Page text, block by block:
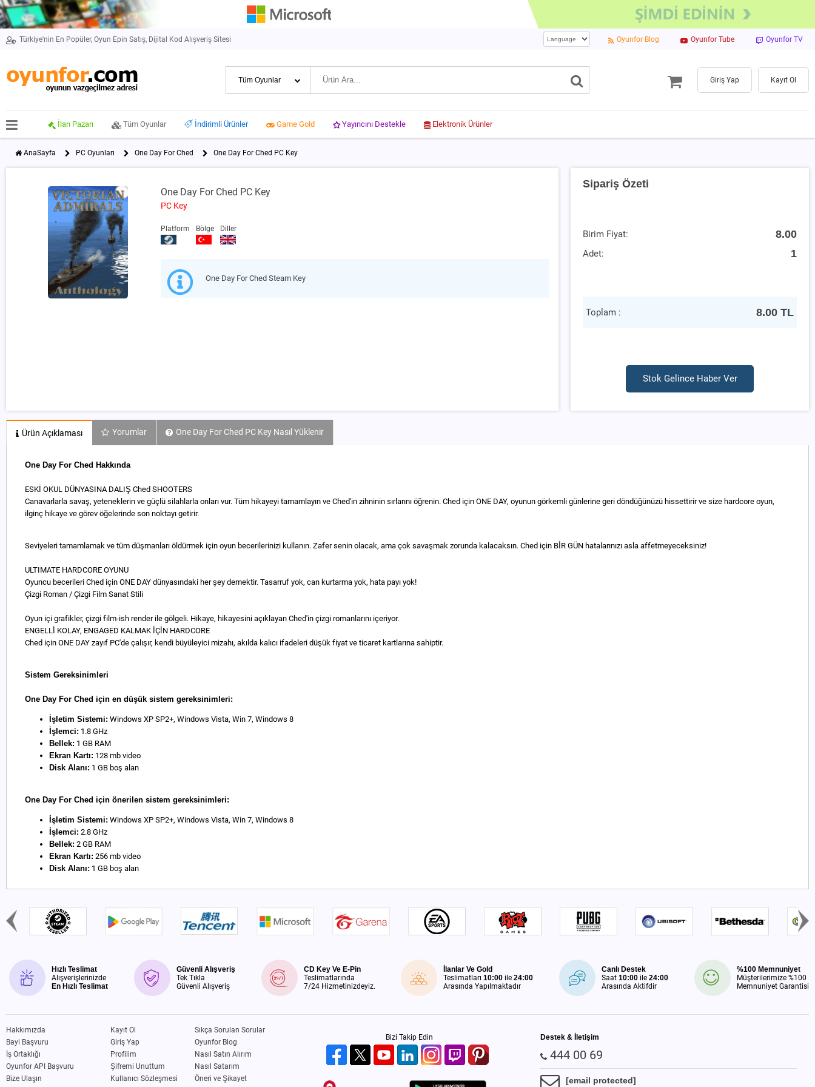
Türkiye'nin En Popüler, Oyun Epin Satış, Dijital Kod Alışveriş Sitesi Oyunfor Blog Oyunfor Tube Oyunfor TV
Giriş Yap Kayıt Ol
İlan Pazarı Tüm Oyunlar İndirimli Ürünler Game Gold Yayıncını Destekle Elektronik Ürünler
AnaSayfa PC Oyunları One Day For Ched One Day For Ched PC Key
One Day For Ched PC Key
PC Key
Platform Bölge Diller
One Day For Ched Steam Key
Sipariş Özeti
Birim Fiyat: 8.00
Adet: 1
Toplam : 8.00 TL
Stok Gelince Haber Ver
Ürün Açıklaması Yorumlar One Day For Ched PC Key Nasıl Yüklenir
One Day For Ched Hakkında
ESKİ OKUL DÜNYASINA DALIŞ Ched SHOOTERS
Canavarlarla savaş, yeteneklerin ve güçlü silahlarla onları vur. Tüm hikayeyi tamamlayın ve Ched'in zihninin sırlarını öğrenin. Ched için ONE DAY, oyunun görkemli günlerine geri döndüğünüzü hissettirir ve size hardcore oyun,
ilginç hikaye ve görev öğelerinde son noktayı getirir.
Seviyeleri tamamlamak ve tüm düşmanları öldürmek için oyun becerilerinizi kullanın. Zafer senin olacak, ama çok savaşmak zorunda kalacaksın. Ched için BİR GÜN hatalarınızı asla affetmeyeceksiniz!
ULTIMATE HARDCORE OYUNU
Oyuncu becerileri Ched için ONE DAY dünyasındaki her şey demektir. Tasarruf yok, can kurtarma yok, hata payı yok!
Çizgi Roman / Çizgi Film Sanat Stili
Oyun içi grafikler, çizgi film-ish render ile gölgeli. Hikaye, hikayesini açıklayan Ched'in çizgi romanlarını içeriyor.
ENGELLİ KOLAY, ENGAGED KALMAK İÇİN HARDCORE
Ched için ONE DAY zayıf PC'de çalışır, kendi büyüleyici mizahı, akılda kalıcı ifadeleri düşük fiyat ve ticaret kartlarına sahiptir.
Sistem Gereksinimleri
One Day For Ched için en düşük sistem gereksinimleri:
İşletim Sistemi: Windows XP SP2+, Windows Vista, Win 7, Windows 8
İşlemci: 1.8 GHz
Bellek: 1 GB RAM
Ekran Kartı: 128 mb video
Disk Alanı: 1 GB boş alan
One Day For Ched için önerilen sistem gereksinimleri:
İşletim Sistemi: Windows XP SP2+, Windows Vista, Win 7, Windows 8
İşlemci: 2.8 GHz
Bellek: 2 GB RAM
Ekran Kartı: 256 mb video
Disk Alanı: 1 GB boş alan
Hızlı Teslimat
Alışverişlerinizde
En Hızlı Teslimat
Güvenli Alışveriş
Tek Tıkla
Güvenli Alışveriş
CD Key Ve E-Pin
Teslimatlarında
7/24 Hizmetinizdeyiz.
İlanlar Ve Gold
Teslimatları10:00 ile24:00
Arasında Yapılmaktadır
Canlı Destek
Saat10:00 ile24:00
Arasında Aktifdir
%100 Memnuniyet
Müşterilerimize %100
Memnuniyet Garantisi
Hakkımızda
Bayi Başvuru
İş Ortaklığı
Oyunfor API Başvuru
Bize Ulaşın
Kayıt Ol
Giriş Yap
Profilim
Şifremi Unuttum
Kullanıcı Sözleşmesi
Sıkça Sorulan Sorular
Oyunfor Blog
Nasıl Satın Alırım
Nasıl Satarım
Öneri ve Şikayet
Bizi Takip Edin Destek & İletişim
444 00 69
[email protected]